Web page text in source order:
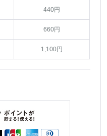
440円
660円
1,100円